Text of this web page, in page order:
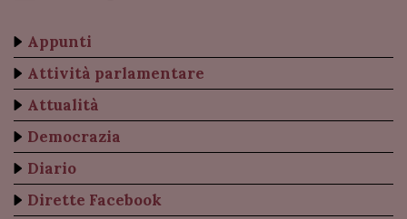
Appunti
Attività parlamentare
Attualità
Democrazia
Diario
Dirette Facebook